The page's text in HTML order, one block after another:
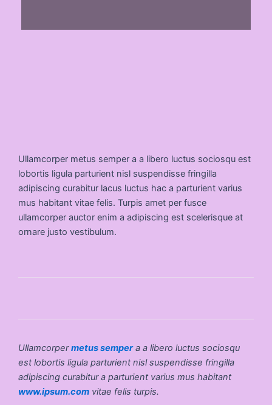
Ullamcorper metus semper a a libero luctus sociosqu est
lobortis ligula parturient nisl suspendisse fringilla
adipiscing curabitur lacus luctus hac a parturient varius
mus habitant vitae felis. Turpis amet per fusce
ullamcorper auctor enim a adipiscing est scelerisque at
ornare justo vestibulum.
Ullamcorpermetus sempera a libero luctus sociosqu
est lobortis ligula parturient nisl suspendisse fringilla
adipiscing curabitur a parturient varius mus habitant
www.ipsum.com vitae felis turpis.